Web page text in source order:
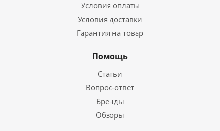
Условия оплаты
Условия доставки
Гарантия на товар
Помощь
Статьи
Вопрос-ответ
Бренды
Обзоры